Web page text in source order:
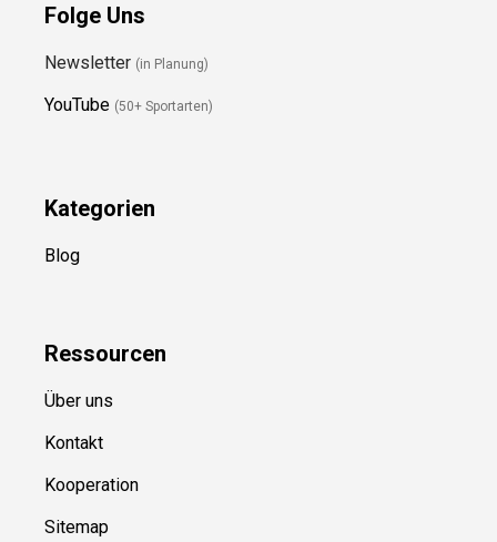
Folge Uns
Newsletter (in Planung)
YouTube (50+ Sportarten)
Kategorien
Blog
Ressourcen
Über uns
Kontakt
Kooperation
Sitemap